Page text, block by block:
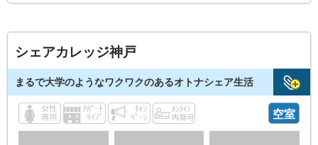
シェアカレッジ神戸
まるで大学のようなワクワクのあるオトナシェア生活
空室